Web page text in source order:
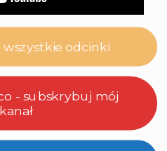
wszystkie odcinki
- subskrybuj mój
kanał